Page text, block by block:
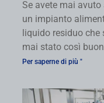
Se avete mai
un impianto
liquido residuo che
mai stato così
Per saperne di più "